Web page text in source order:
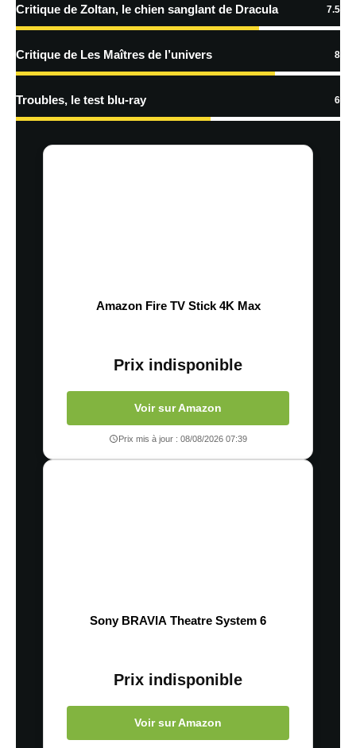
Critique de Zoltan, le chien sanglant de Dracula 7.5
Critique de Les Maîtres de l’univers 8
Troubles, le test blu-ray 6
Amazon Fire TV Stick 4K Max
Prix indisponible
Voir sur Amazon
Prix mis à jour : 08/08/2026 07:39
Sony BRAVIA Theatre System 6
Prix indisponible
Voir sur Amazon